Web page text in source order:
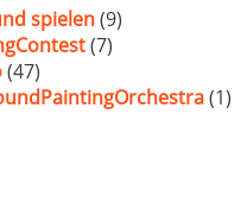
spielen(9)
(7)
(47)
(1)